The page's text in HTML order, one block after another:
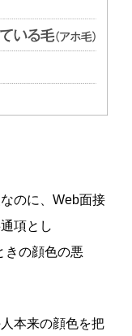
のに、Web面接
項とし
きの顔色の悪
本来の顔色を把